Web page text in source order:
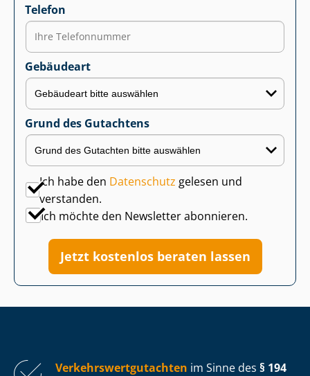
Telefon
Gebäudeart
Grund des Gutachtens
Ich habe den Datenschutz gelesen und
verstanden.
Ich möchte den Newsletter abonnieren.
Jetzt kostenlos beraten lassen
Ver­kehrs­wert­gut­ach­ten im Sinne des § 194